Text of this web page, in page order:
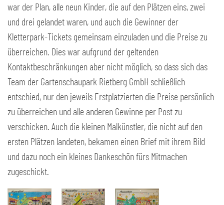
war der Plan, alle neun Kinder, die auf den Plätzen eins, zwei
und drei gelandet waren, und auch die Gewinner der
Kletterpark-Tickets gemeinsam einzuladen und die Preise zu
überreichen. Dies war aufgrund der geltenden
Kontaktbeschränkungen aber nicht möglich, so dass sich das
Team der Gartenschaupark Rietberg GmbH schließlich
entschied, nur den jeweils Erstplatzierten die Preise persönlich
zu überreichen und alle anderen Gewinne per Post zu
verschicken. Auch die kleinen Malkünstler, die nicht auf den
ersten Plätzen landeten, bekamen einen Brief mit ihrem Bild
und dazu noch ein kleines Dankeschön fürs Mitmachen
zugeschickt.